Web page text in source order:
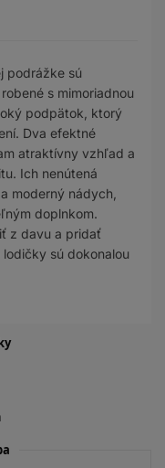
podrážke sú
s mimoriadnou
podpätok, ktorý
Dva efektné
atraktívny vzhľad a
Ich nenútená
moderný nádych,
doplnkom.
z davu a pridať
sú dokonalou